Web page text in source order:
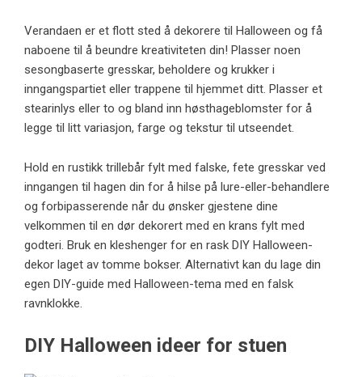
Verandaen er et flott sted å dekorere til Halloween og få
naboene til å beundre kreativiteten din! Plasser noen
sesongbaserte gresskar, beholdere og krukker i
inngangspartiet eller trappene til hjemmet ditt. Plasser et
stearinlys eller to og bland inn høsthageblomster for å
legge til litt variasjon, farge og tekstur til utseendet.
Hold en rustikk trillebår fylt med falske, fete gresskar ved
inngangen til hagen din for å hilse på lure-eller-behandlere
og forbipasserende når du ønsker gjestene dine
velkommen til en dør dekorert med en krans fylt med
godteri. Bruk en kleshenger for en rask DIY Halloween-
dekor laget av tomme bokser. Alternativt kan du lage din
egen DIY-guide med Halloween-tema med en falsk
ravnklokke.
DIY Halloween ideer for stuen